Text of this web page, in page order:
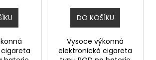
DO KOŠÍKU
Vysoce výkonná
elektronická cigareta